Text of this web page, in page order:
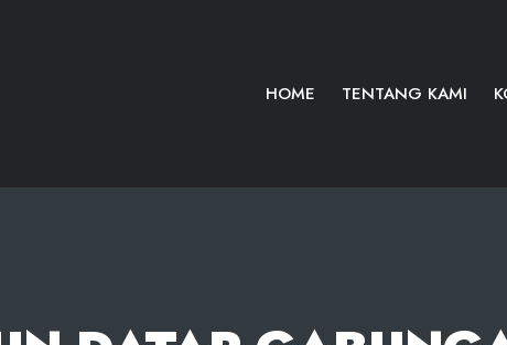
HOME TENTANG KAMI